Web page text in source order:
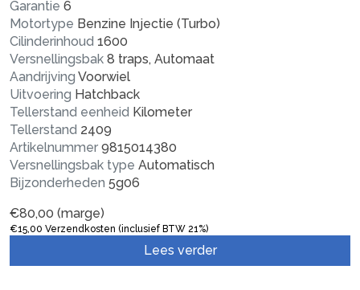
Garantie 6
Motortype Benzine Injectie (Turbo)
Cilinderinhoud 1600
Versnellingsbak 8 traps, Automaat
Aandrijving Voorwiel
Uitvoering Hatchback
Tellerstand eenheid Kilometer
Tellerstand 2409
Artikelnummer 9815014380
Versnellingsbak type Automatisch
Bijzonderheden 5g06
€80,00 (marge)
€15,00 Verzendkosten (inclusief BTW 21%)
Lees verder